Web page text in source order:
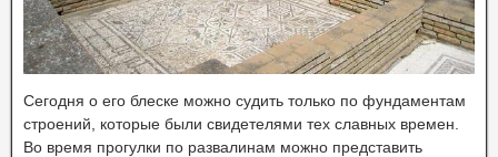
Сегодня о его блеске можно судить только по фундаментам
строений, которые были свидетелями тех славных времен.
Во время прогулки по развалинам можно представить